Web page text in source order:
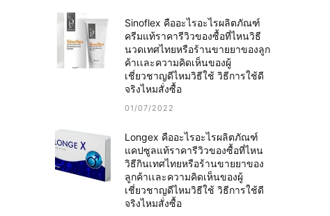
Sinoflex คืออะไรอะไรผลิตภัณฑ์
ครีมแท้ราคารีวิวของซื้อที่ไหนวิธี
นวดเทศไทยหรือร้านขายยาของลูก
ค้าเเละความคิดเห็นของผู้
เชี่ยวชาญดีไหมวิธีใช้ วิธีการใช้ดี
จริงไหมสั่งซื้อ
01/07/2022
Longex คืออะไรอะไรผลิตภัณฑ์
แคปซูลแท้ราคารีวิวของซื้อที่ไหน
วิธีกินเทศไทยหรือร้านขายยาของ
ลูกค้าเเละความคิดเห็นของผู้
เชี่ยวชาญดีไหมวิธีใช้ วิธีการใช้ดี
จริงไหมสั่งซื้อ